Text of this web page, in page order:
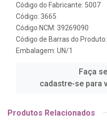
Código do Fabricante: 5007
Código: 3665
Código NCM: 39269090
Código de Barras do
Embalagem: UN/1
Faça
cadastre-se para
Produtos Relacionados